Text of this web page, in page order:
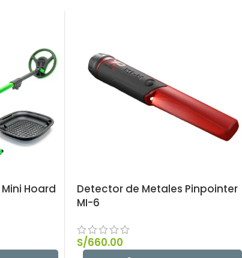
Hoard
Detector de Metales Pinpointer
MI-6
S/660.00